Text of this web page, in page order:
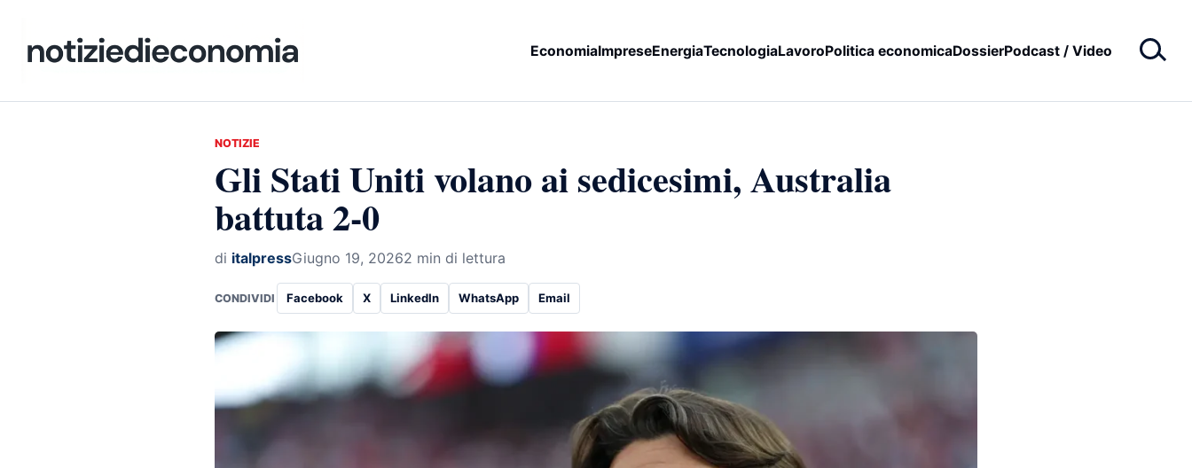
EconomiaImpreseEnergiaTecnologiaLavoroPolitica economicaDossierPodcast / Video
NOTIZIE
Gli Stati Uniti volano ai sedicesimi, Australia
battuta 2-0
di italpressGiugno 19, 20262 min di lettura
CONDIVIDI Facebook X LinkedIn WhatsApp Email